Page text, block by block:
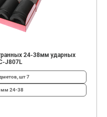
24-38мм ударных
J807L
шт7
мм 24-38